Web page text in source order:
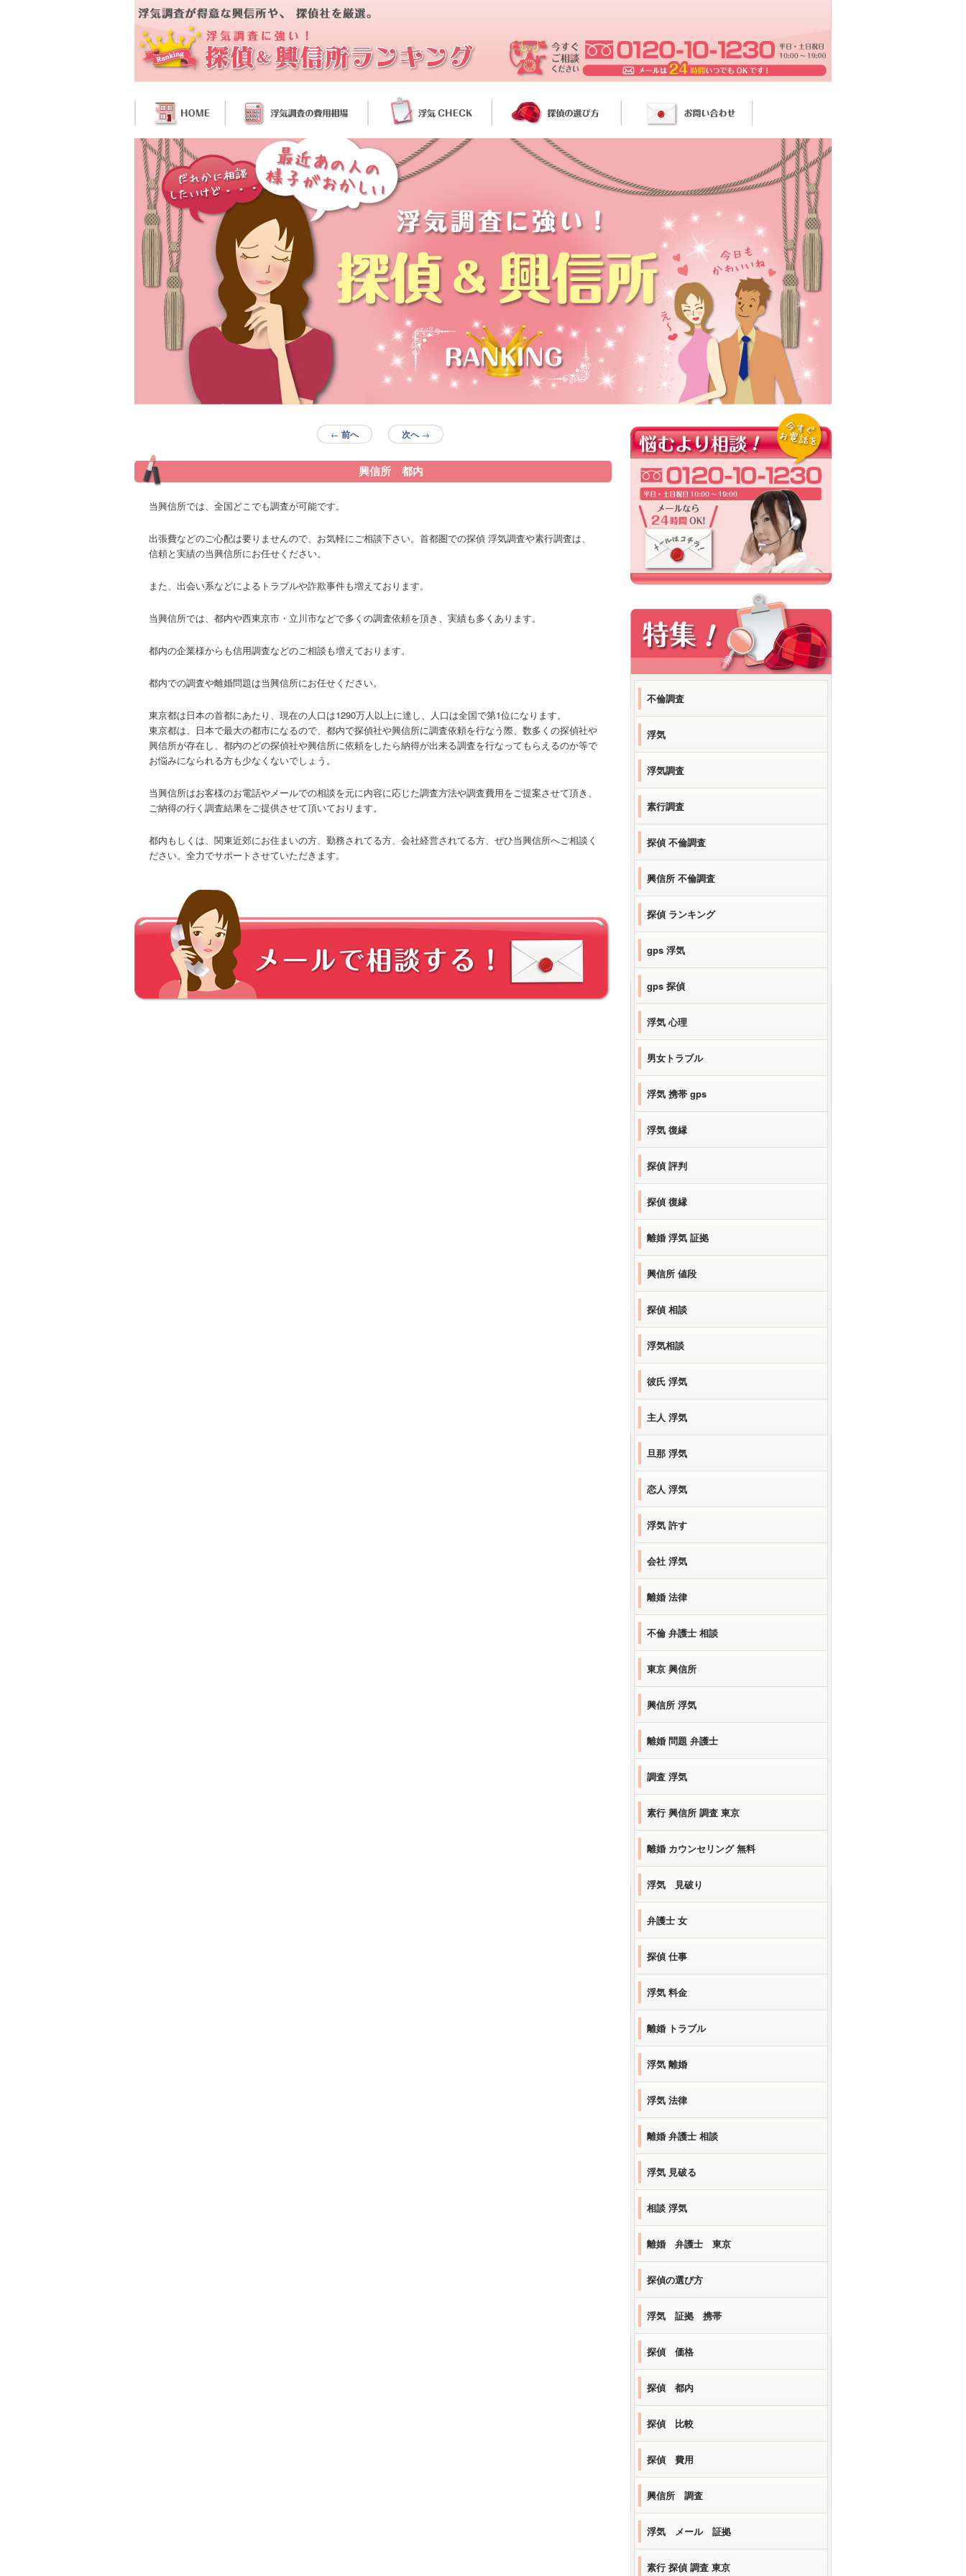
← 前へ 次へ→
興信所 都内
当興信所では、全国どこでも調査が可能です。
出張費などのご心配は要りませんので、お気軽にご相談下さい。首都圏での探偵 浮気調査や素行調査は、
信頼と実績の当興信所にお任せください。
また、出会い系などによるトラブルや詐欺事件も増えております。
当興信所では、都内や西東京市・立川市などで多くの調査依頼を頂き、実績も多くあります。
都内の企業様からも信用調査などのご相談も増えております。
都内での調査や離婚問題は当興信所にお任せください。
東京都は日本の首都にあたり、現在の人口は1290万人以上に達し、人口は全国で第1位になります。
東京都は、日本で最大の都市になるので、都内で探偵社や興信所に調査依頼を行なう際、数多くの探偵社や
興信所が存在し、都内のどの探偵社や興信所に依頼をしたら納得が出来る調査を行なってもらえるのか等で
お悩みになられる方も少なくないでしょう。
当興信所はお客様のお電話やメールでの相談を元に内容に応じた調査方法や調査費用をご提案させて頂き、
ご納得の行く調査結果をご提供させて頂いております。
都内もしくは、関東近郊にお住まいの方、勤務されてる方、会社経営されてる方、ぜひ当興信所へご相談く
ださい。全力でサポートさせていただきます。
不倫調査
浮気
浮気調査
素行調査
探偵 不倫調査
興信所 不倫調査
探偵 ランキング
gps 浮気
gps 探偵
浮気 心理
男女トラブル
浮気 携帯 gps
浮気 復縁
探偵 評判
探偵 復縁
離婚 浮気 証拠
興信所 値段
探偵 相談
浮気相談
彼氏 浮気
主人 浮気
旦那 浮気
恋人 浮気
浮気 許す
会社 浮気
離婚 法律
不倫 弁護士 相談
東京 興信所
興信所 浮気
離婚 問題 弁護士
調査 浮気
素行 興信所 調査 東京
離婚 カウンセリング 無料
浮気 見破り
弁護士 女
探偵 仕事
浮気 料金
離婚 トラブル
浮気 離婚
浮気 法律
離婚 弁護士 相談
浮気 見破る
相談 浮気
離婚 弁護士 東京
探偵の選び方
浮気 証拠 携帯
探偵 価格
探偵 都内
探偵 比較
探偵 費用
興信所 調査
浮気 メール 証拠
素行 探偵 調査 東京